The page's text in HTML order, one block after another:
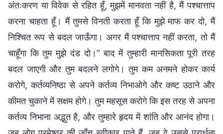
अंतःकरण या विवेक से रहित हूँ, मुझमें मानवता नहीं है, मैं पश्चात्ताप
करना चाहता हूँ। मैं तुमसे विनती करता हूँ कि मुझे माफ कर दो, मैं
निश्चित रूप से बदल जाऊँगा। अगर मैं पश्चात्ताप नहीं करता, तो मैं
चाहूँगा कि तुम मुझे दंड दो।” बाद में तुम्हारी मानसिकता पूरी तरह
बदल जाएगी और तुम बदलने लगोगे। तुम कम अनमने होकर कार्य
करोगे, कर्तव्यनिष्ठा से अपने कर्तव्य निभाओगे और कष्ट उठाने और
कीमत चुकाने में सक्षम होगे। तुम महसूस करोगे कि इस तरह से अपना
कर्तव्य निभाना अद्भुत है, और तुम्हारे हृदय में शांति और आनंद होगा।